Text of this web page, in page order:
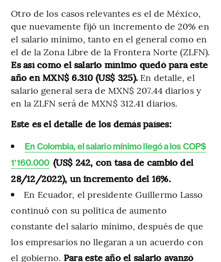
Otro de los casos relevantes es el de México,
que nuevamente fijó un incremento de 20% en
el salario mínimo, tanto en el general como en
el de la Zona Libre de la Frontera Norte (ZLFN).
Es así como el salario mínimo quedó para este
año en MXN$ 6.310 (US$ 325). En detalle, el
salario general sera de MXN$ 207.44 diarios y
en la ZLFN será de MXN$ 312.41 diarios.
Este es el detalle de los demás países:
En Colombia, el salario mínimo llegó a los COP$
1′160.000 (US$ 242, con tasa de cambio del
28/12/2022), un incremento del 16%.
En Ecuador, el presidente Guillermo Lasso
continuó con su política de aumento
constante del salario mínimo, después de que
los empresarios no llegaran a un acuerdo con
el gobierno. Para este año el salario avanzó